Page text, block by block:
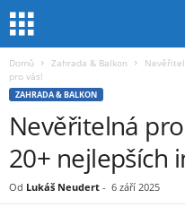
Domů Zahrada & Balkon
pro vás!
ZAHRADA & BALKON
Nevěřitelná
20+ nejlepších
Od Lukáš Neudert - 6 září 2025